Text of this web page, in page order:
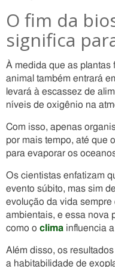
O fim da
significa
À medida que as plantas
animal também entrará
levará à escassez de
níveis de oxigênio na
Com isso, apenas
por mais tempo, até que
para evaporar os
Os cientistas enfatizam
evento súbito, mas sim
evolução da vida
ambientais, e essa nova
como o clima influencia
Além disso, os
a habitabilidade de